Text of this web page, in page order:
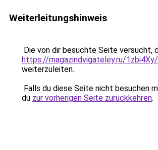
Weiterleitungshinweis
Die von dir besuchte Seite versucht,
https://magazindvigateley.ru/
weiterzuleiten.
Falls du diese Seite nicht besuchen
du zur vorherigen Seite zurückkehren.